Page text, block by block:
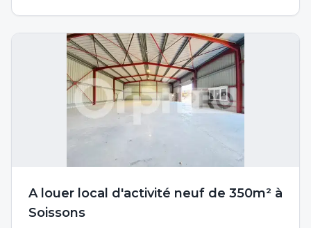
A louer local d'activité neuf de 350m² à
Soissons